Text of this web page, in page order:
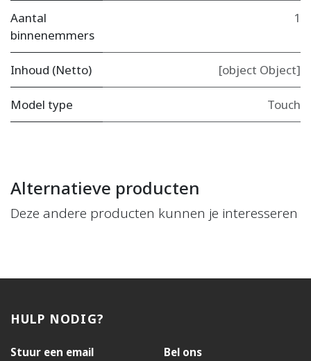
Aantal
binnenemmers
1
Inhoud (Netto) [object Object]
Model type Touch
Alternatieve producten
Deze andere producten kunnen je interesseren
HULP NODIG?
Stuur een email Bel ons